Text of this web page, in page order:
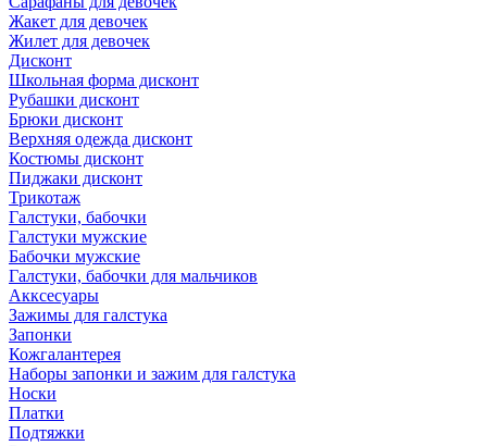
Жакет для девочек
Жилет для девочек
Дисконт
Школьная форма дисконт
Рубашки дисконт
Брюки дисконт
Верхняя одежда дисконт
Костюмы дисконт
Пиджаки дисконт
Трикотаж
Галстуки, бабочки
Галстуки мужские
Бабочки мужские
Галстуки, бабочки для мальчиков
Акксесуары
Зажимы для галстука
Запонки
Кожгалантерея
Наборы запонки и зажим для галстука
Носки
Платки
Подтяжки